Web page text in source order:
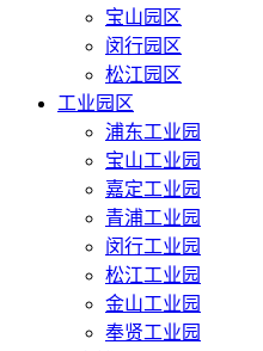
宝山园区
闵行园区
松江园区
工业园区
浦东工业园
宝山工业园
嘉定工业园
青浦工业园
闵行工业园
松江工业园
金山工业园
奉贤工业园